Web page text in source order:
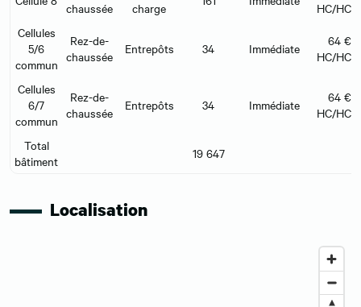
chaussée
charge
HC/HC/
Cellules
5/6
commun
Rez-de-
chaussée
Entrepôts 34 Immédiate
64 €/
HC/HC/
Cellules
6/7
commun
Rez-de-
chaussée
Entrepôts 34 Immédiate
64 €/
HC/HC/
Total
bâtiment
19 647
Localisation